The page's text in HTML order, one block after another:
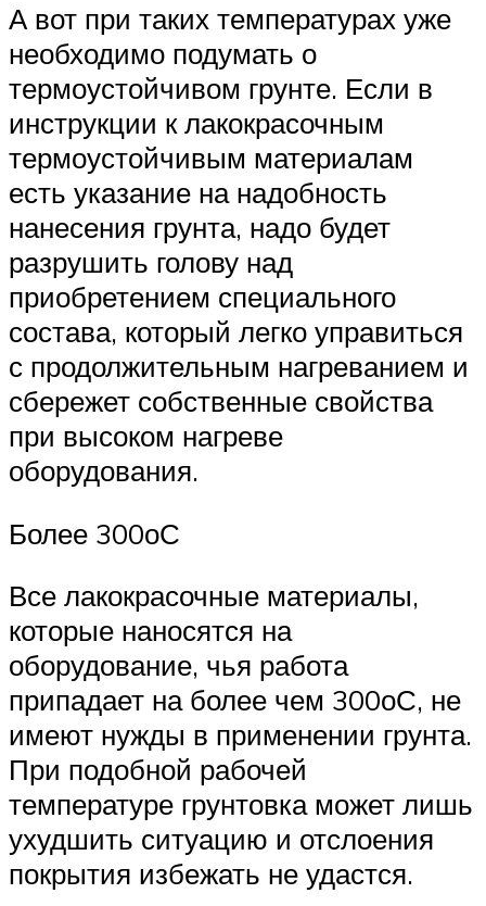
А вот при таких температурах уже
необходимо подумать о
термоустойчивом грунте. Если в
инструкции к лакокрасочным
термоустойчивым материалам
есть указание на надобность
нанесения грунта, надо будет
разрушить голову над
приобретением специального
состава, который легко управиться
с продолжительным нагреванием и
сбережет собственные свойства
при высоком нагреве
оборудования.
Более 300оС
Все лакокрасочные материалы,
которые наносятся на
оборудование, чья работа
припадает на более чем 300оС, не
имеют нужды в применении грунта.
При подобной рабочей
температуре грунтовка может лишь
ухудшить ситуацию и отслоения
покрытия избежать не удастся.